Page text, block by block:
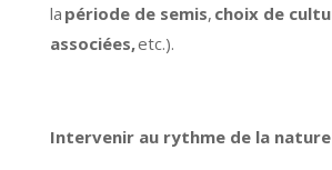
la période de semis, choix de
associées,etc.).
Intervenir au rythme de la nature